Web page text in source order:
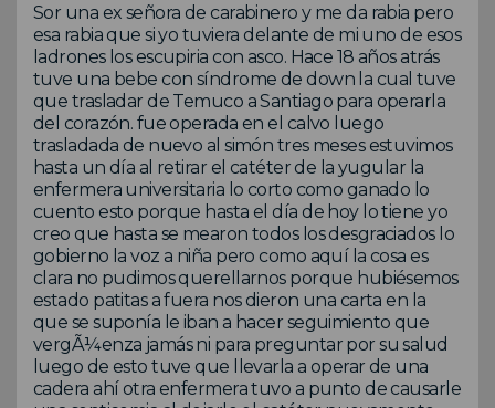
Sor una ex señora de carabinero y me da rabia pero
esa rabia que si yo tuviera delante de mi uno de esos
ladrones los escupiria con asco. Hace 18 años atrás
tuve una bebe con síndrome de down la cual tuve
que trasladar de Temuco a Santiago para operarla
del corazón. fue operada en el calvo luego
trasladada de nuevo al simón tres meses estuvimos
hasta un día al retirar el catéter de la yugular la
enfermera universitaria lo corto como ganado lo
cuento esto porque hasta el día de hoy lo tiene yo
creo que hasta se mearon todos los desgraciados lo
gobierno la voz a niña pero como aquí la cosa es
clara no pudimos querellarnos porque hubiésemos
estado patitas a fuera nos dieron una carta en la
que se suponía le iban a hacer seguimiento que
vergÃ¼enza jamás ni para preguntar por su salud
luego de esto tuve que llevarla a operar de una
cadera ahí otra enfermera tuvo a punto de causarle